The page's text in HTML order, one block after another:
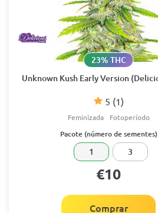
Unknown Kush Early Version
5 (1)
23% THC
Feminizada Fotoperíodo
Pacote (número de sementes)
1 3
€10
Comprar